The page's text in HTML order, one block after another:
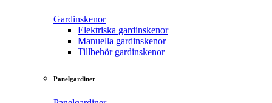
Gardinskenor
Elektriska gardinskenor
Manuella gardinskenor
Tillbehör gardinskenor
Panelgardiner